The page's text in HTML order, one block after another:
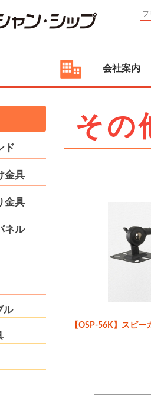
会社案内
その
【OSP-56K】スピ
ド
金具
金具
ネル
ル